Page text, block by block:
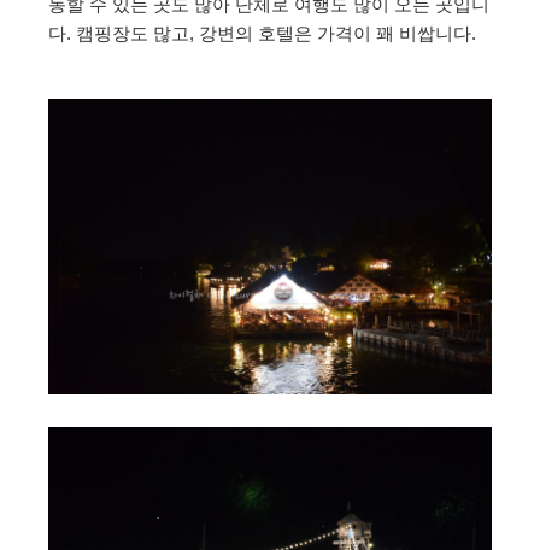
다. 캠핑장도 많고, 강변의 호텔은 가격이 꽤 비쌉니다.